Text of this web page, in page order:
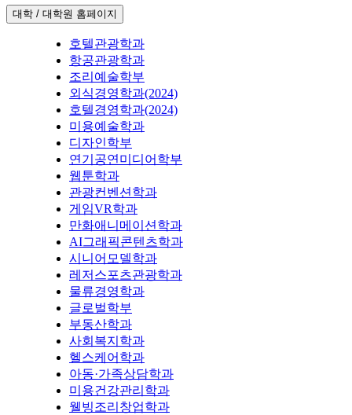
대학 / 대학원 홈페이지
호텔관광학과
항공관광학과
조리예술학부
외식경영학과(2024)
호텔경영학과(2024)
미용예술학과
디자인학부
연기공연미디어학부
웹툰학과
관광컨벤션학과
게임VR학과
만화애니메이션학과
AI그래픽콘텐츠학과
시니어모델학과
레저스포츠관광학과
물류경영학과
글로벌학부
부동산학과
사회복지학과
헬스케어학과
아동·가족상담학과
미용건강관리학과
웰빙조리창업학과